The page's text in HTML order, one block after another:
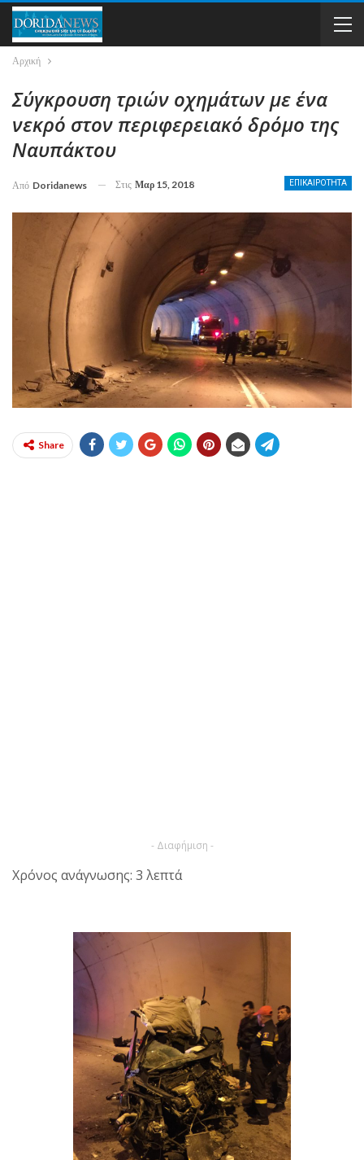
Αρχική
Σύγκρουση τριών οχημάτων με ένα
νεκρό στον περιφερειακό δρόμο της
Ναυπάκτου
ΕΠΙΚΑΙΡΟΤΗΤΑ
Από Doridanews Στις Μαρ 15, 2018
Share
- Διαφήμιση -
Χρόνος ανάγνωσης: 3 λεπτά